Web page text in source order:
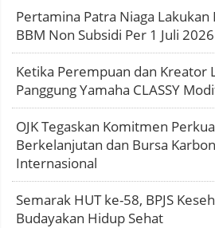
Pertamina Patra Niaga Lakukan
BBM Non Subsidi Per 1 Juli
Ketika Perempuan dan Kreator
Panggung Yamaha CLASSY
OJK Tegaskan Komitmen
Berkelanjutan dan Bursa
Internasional
Semarak HUT ke-58, BPJS
Budayakan Hidup Sehat